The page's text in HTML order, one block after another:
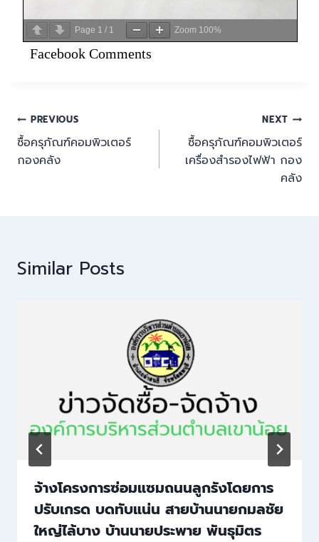
Page 1 / 1 Zoom 100%
Facebook Comments
PREVIOUS
ซื้อครุภัณฑ์คอมพิวเตอร์
กองคลัง
NEXT
ซื้อครุภัณฑ์คอมพิวเตอร์
เครื่องสำรองไฟฟ้า กอง
คลัง
Similar Posts
จ้างโครงการซ่อมแซมถนนลูกรังโดยการ
ปรับเกรด บดทับแน่น สายบ้านนายกมลชัย
ใหญ่ไล้บาง บ้านนายประพาย พันธุมิตร